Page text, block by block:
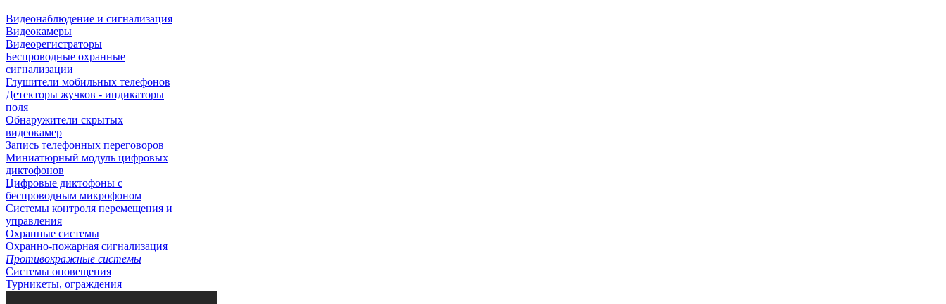
Видеонаблюдение и сигнализация
Видеокамеры
Видеорегистраторы
Беспроводные охранные
сигнализации
Глушители мобильных телефонов
Детекторы жучков - индикаторы
поля
Обнаружители скрытых
видеокамер
Запись телефонных переговоров
Миниатюрный модуль цифровых
диктофонов
Цифровые диктофоны с
беспроводным микрофоном
Системы контроля перемещения и
управления
Охранные системы
Охранно-пожарная сигнализация
Противокражные системы
Системы оповещения
Турникеты, ограждения